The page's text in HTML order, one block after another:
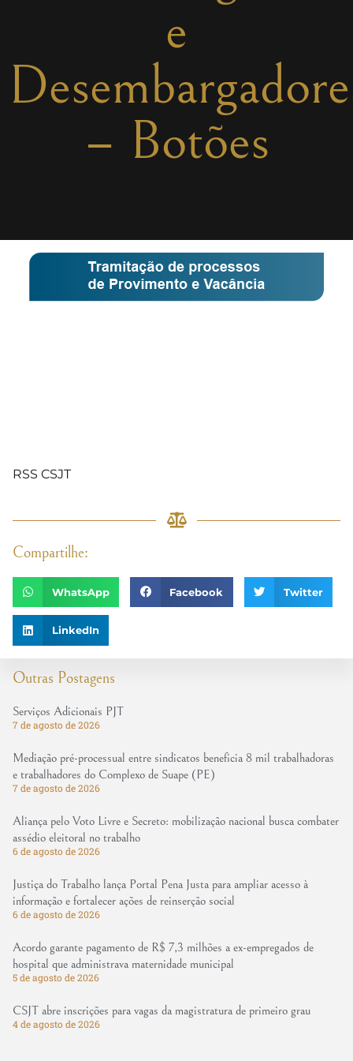
e
– Botões
Outras Postagens
Serviços Adicionais PJT
7 de agosto de 2026
Mediação pré-processual entre sindicatos beneficia 8 mil trabalhadoras
e trabalhadores do Complexo de Suape (PE)
7 de agosto de 2026
Aliança pelo Voto Livre e Secreto: mobilização nacional busca combater
assédio eleitoral no trabalho
6 de agosto de 2026
Justiça do Trabalho lança Portal Pena Justa para ampliar acesso à
informação e fortalecer ações de reinserção social
6 de agosto de 2026
Acordo garante pagamento de R$ 7,3 milhões a ex-empregados de
hospital que administrava maternidade municipal
5 de agosto de 2026
CSJT abre inscrições para vagas da magistratura de primeiro grau
4 de agosto de 2026
RSS CSJT
Compartilhe:
WhatsApp Facebook Twitter
LinkedIn